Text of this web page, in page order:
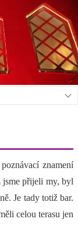
znamení
jsme přijeli my, byl
Je tady totiž bar.
celou terasu jen